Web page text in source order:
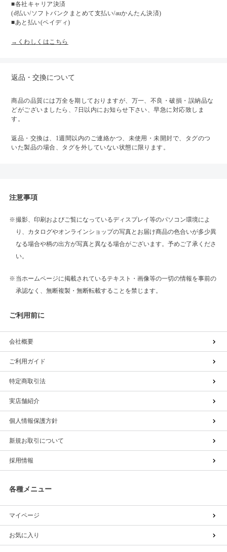
■各社キャリア決済
(d払い/ソフトバンクまとめて支払い/auかんたん決済)
■あと払い(ペイディ)
→くわしくはこちら
返品・交換について
商品の品質には万全を期しておりますが、万一、不良・破損・誤納品な
どがございましたら、7日以内にお知らせ下さい、早急に対応致しま
す。
返品・交換は、1週間以内のご連絡かつ、未使用・未開封で、タグのつ
いた製品の場合、タグを外していない状態に限ります。
注意事項
撮影、印刷およびご覧になっているディスプレイ等のパソコン環境によ
り、カタログやオンラインショップの写真とお届け商品の色合いが多少異
なる場合や柄の出方が写真と異なる場合がございます。予めご了承くださ
い。
当ホームページに掲載されているテキスト・画像等の一切の情報を事前の
承認なく、無断複製・無断転載することを禁じます。
ご利用前に
会社概要
ご利用ガイド
特定商取引法
実店舗紹介
個人情報保護方針
新規お取引について
採用情報
各種メニュー
マイページ
お気に入り